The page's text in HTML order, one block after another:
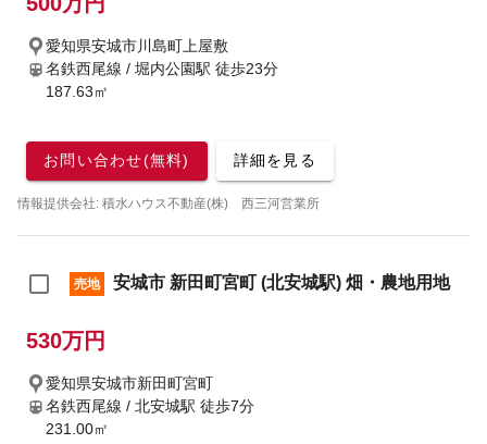
愛知県安城市川島町上屋敷
名鉄西尾線 / 堀内公園駅 徒歩23分
187.63㎡
お問い合わせ(無料) 詳細を見る
情報提供会社: 積水ハウス不動産(株) 西三河営業所
売地 安城市 新田町宮町 (北安城駅) 畑・農地用地
530万円
愛知県安城市新田町宮町
名鉄西尾線 / 北安城駅 徒歩7分
231.00㎡